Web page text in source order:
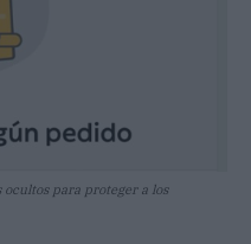
ocultos para proteger a los